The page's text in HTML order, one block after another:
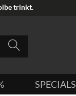
trinkt.
SPECIALS